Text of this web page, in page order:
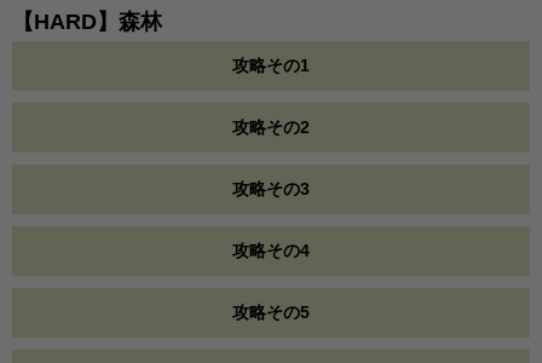
【HARD】森林
攻略その1
攻略その2
攻略その3
攻略その4
攻略その5